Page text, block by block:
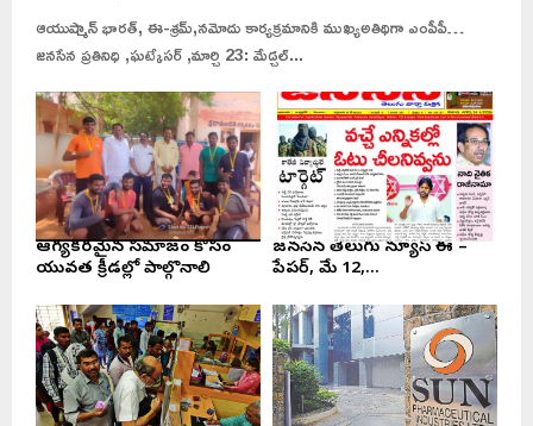
ఆయుష్మాన్ భారత్, ఈ-శ్రమ్,నమోదు కార్యక్రమానికి ముఖ్యఅతిథిగా ఎంపీపీ…
జనసేన ప్రతినిధి ,ఘట్కేసర్ ,మార్చి 23: మేడ్చల్...
ఆరోగ్యకరమైన సమాజం కోసం
యువత క్రీడల్లో పాల్గొనాలి
జనసేన తెలుగు న్యూస్ ఈ –
పేపర్, మే 12,...